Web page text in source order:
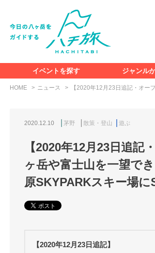
イベントを探す
ジャンル
食べる
見る
知る
遊ぶ
特集＆
HOME ニュース 【2020年12月23日追記・オ
2020.12.10 茅野 散策・登山 遊ぶ
【2020年12月23日追記
ヶ岳や富士山を一望で
原SKYPARKスキー場
【2020年12月23日追記】